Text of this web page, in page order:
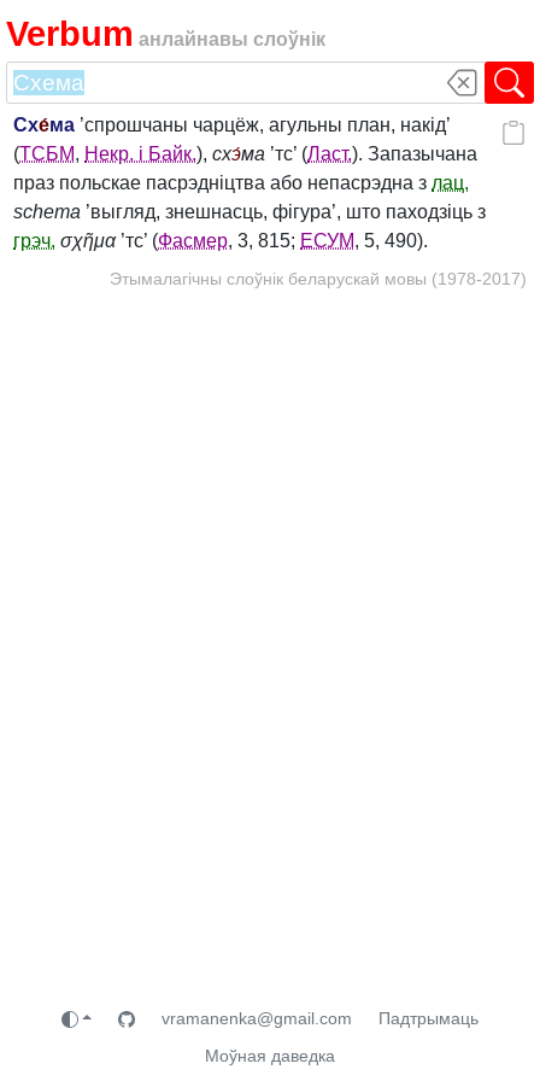
Verbum анлайнавы слоўнік
Схе́ма ’спрошчаны чарцёж, агульны план, накід’
(ТСБМ, Некр. і Байк.), схэ́ма ’тс’ (Ласт.). Запазычана
праз польскае пасрэдніцтва або непасрэдна з лац.
schema ’выгляд, знешнасць, фігура’, што паходзіць з
грэч. σχῆμα’тс’ (Фасмер, 3, 815; ЕСУМ, 5, 490).
Этымалагічны слоўнік беларускай мовы (1978-2017)
vramanenka@gmail.com
Падтрымаць
Моўная даведка